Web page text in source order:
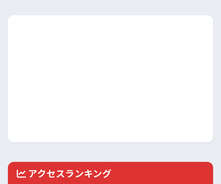
アクセスランキング